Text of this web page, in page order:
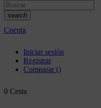
search
Cuenta
Iniciar sesión
Registrar
Comparar ()
0 Cesta